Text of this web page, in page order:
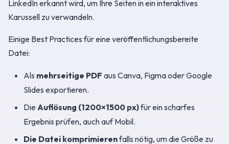
LinkedIn erkannt wird, um Ihre Seiten in ein interaktives
Karussell zu verwandeln.
Einige Best Practices für eine veröffentlichungsbereite
Datei:
Als mehrseitige PDF aus Canva, Figma oder Google
Slides exportieren.
Die Auflösung (1200×1500 px)für ein scharfes
Ergebnis prüfen, auch auf Mobil.
Die Datei komprimierenfalls nötig, um die Größe zu